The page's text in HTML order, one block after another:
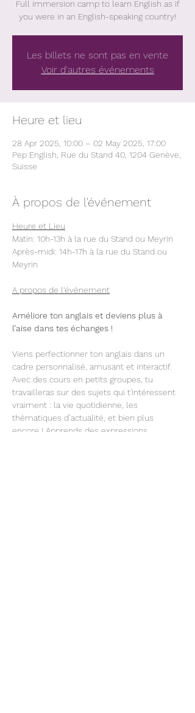
Full immersion camp to learn English as if
you were in an English-speaking country!
Les billets ne sont pas en vente
Voir d'autres événements
Heure et lieu
28 Apr 2025, 10:00 – 02 May 2025, 17:00
Pep English, Rue du Stand 40, 1204 Genève,
Suisse
À propos de l'événement
Heure et Lieu
Matin: 10h-13h à la rue du Stand ou Meyrin
Après-midi: 14h-17h à la rue du Stand ou
Meyrin
A propos de l‘évènement
Améliore ton anglais et deviens plus à
l’aise dans tes échanges !
Viens perfectionner ton anglais dans un
cadre personnalisé, amusant et interactif.
Avec des cours en petits groupes, tu
travailleras sur des sujets qui t'intéressent
vraiment : la vie quotidienne, les
thématiques d’actualité, et bien plus
encore ! Apprends des expressions